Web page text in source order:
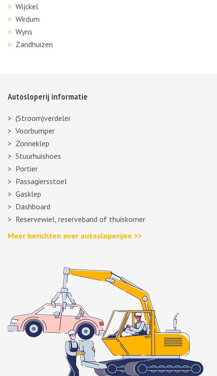
Wijckel
Wirdum
Wyns
Zandhuizen
Autosloperij informatie
(Stroom)verdeler
Voorbumper
Zonneklep
Stuurhuishoes
Portier
Passagiersstoel
Gasklep
Dashboard
Reservewiel, reserveband of thuiskomer
Meer berichten over autosloperijen >>